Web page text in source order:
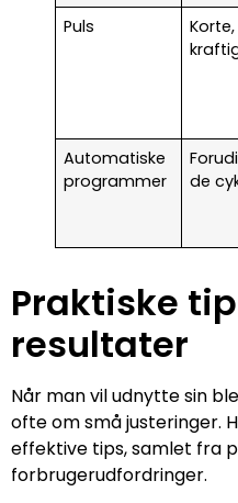
Puls
Korte,
Automatiske
programmer
de
Praktiske
resultater
Når man vil udnytte sin
ofte om små justeringer.
effektive tips, samlet fra
forbrugerudfordringer.